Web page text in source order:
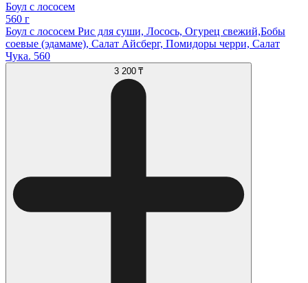
Боул с лососем
560 г
Боул с лососем Рис для суши, Лосось, Огурец свежий,Бобы
соевые (эдамаме), Салат Айсберг, Помидоры черри, Салат
Чука. 560
3 200 ₸